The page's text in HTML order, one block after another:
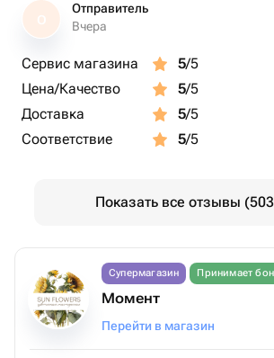
О
Отправитель
Вчера
Сервис магазина 5/5
Цена/Качество
5/5
Доставка
5/5
Соответствие
5/5
Показать все отзывы
Супермагазин Принимает
Момент
Перейти в магазин